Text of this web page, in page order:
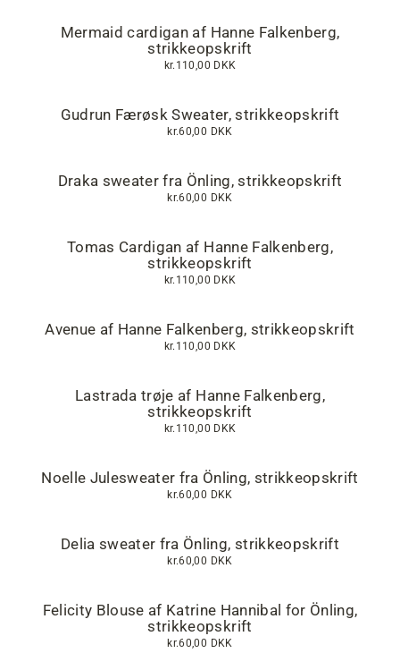
Mermaid cardigan af Hanne Falkenberg,
strikkeopskrift
kr.110,00 DKK
Gudrun Færøsk Sweater, strikkeopskrift
kr.60,00 DKK
Draka sweater fra Önling, strikkeopskrift
kr.60,00 DKK
Tomas Cardigan af Hanne Falkenberg,
strikkeopskrift
kr.110,00 DKK
Avenue af Hanne Falkenberg, strikkeopskrift
kr.110,00 DKK
Lastrada trøje af Hanne Falkenberg,
strikkeopskrift
kr.110,00 DKK
Noelle Julesweater fra Önling, strikkeopskrift
kr.60,00 DKK
Delia sweater fra Önling, strikkeopskrift
kr.60,00 DKK
Felicity Blouse af Katrine Hannibal for Önling,
strikkeopskrift
kr.60,00 DKK